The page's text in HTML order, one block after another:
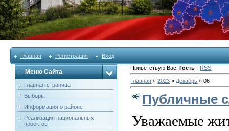
Главная Регистрация Вход
Меню Сайта
Главная страница
Выборы
Информация о районе
Реализация национальных
проектов
Приветствую Вас ,Гость · RSS
Главная »2023 » Декабрь » 06
Публичные
Уважаемые